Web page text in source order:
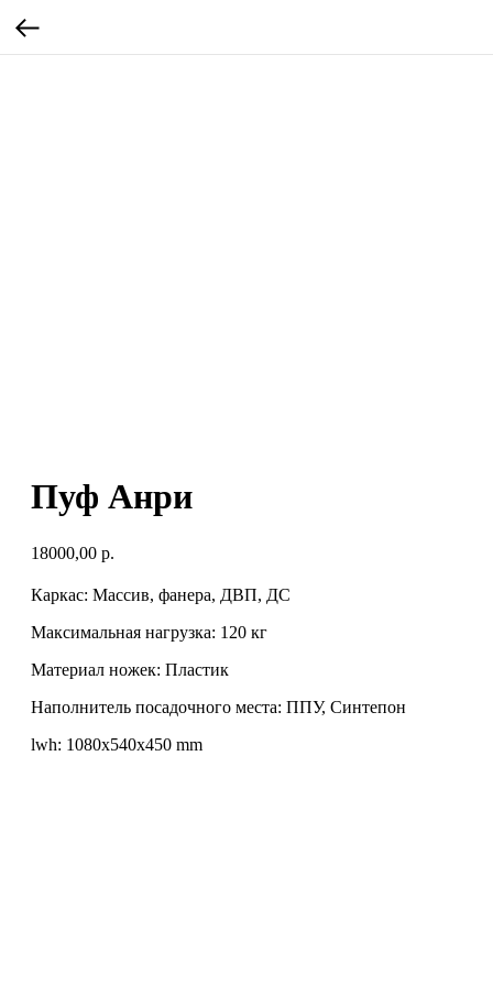
Пуф Анри
18000,00 р.
Каркас: Массив, фанера, ДВП, ДС
Максимальная нагрузка: 120 кг
Материал ножек: Пластик
Наполнитель посадочного места: ППУ, Синтепон
lwh: 1080x540x450 mm